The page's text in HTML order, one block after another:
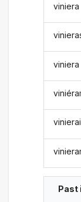
viniera
viniera
Past